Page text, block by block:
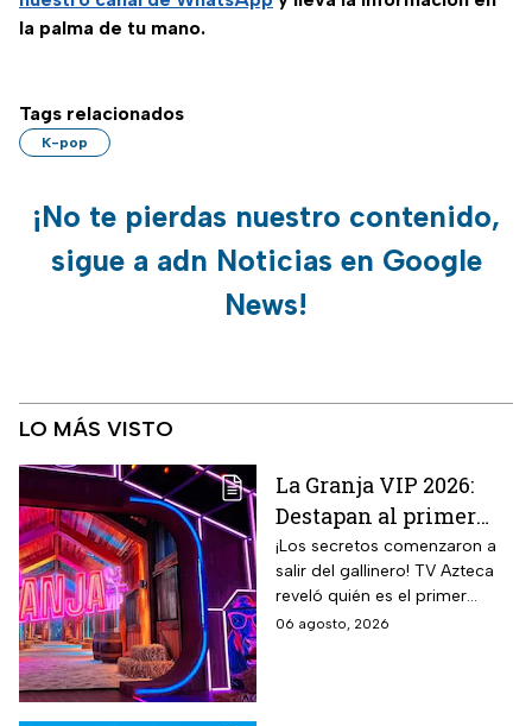
la palma de tu mano.
Tags relacionados
K-pop
¡No te pierdas nuestro contenido,
sigue a adn Noticias en Google
News!
LO MÁS VISTO
La Granja VIP 2026:
Destapan al primer
participante del
reality más viral de la
televisión mexicana
¡Los secretos comenzaron a
salir del gallinero! TV Azteca
reveló quién es el primer
granjero confirmado para la
06 agosto, 2026